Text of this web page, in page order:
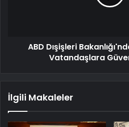
ABD Dışişleri
Vatandaşlara
İlgili Makaleler